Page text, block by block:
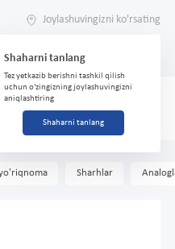
Joylashuvingizni ko'rsating
Shaharni tanlang
Tez yetkazib berishni tashkil qilish
uchun o'zingizning joylashuvingizni
aniqlashtiring
Shaharni tanlang
bilan glyukoza "Vitaminka-C" +Ca
Sharhlar